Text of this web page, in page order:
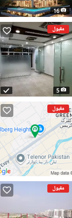
16
مقبول
5
مقبول
مقبول